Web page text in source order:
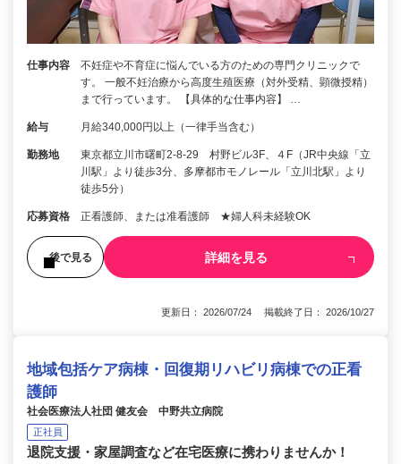
仕事内容
不妊症や不育症に悩んでいる方のための専門クリニックで
す。 一般不妊治療から高度生殖医療（対外受精、顕微授精）
まで行っています。 【具体的な仕事内容】 …
給与 月給340,000円以上（一律手当含む）
勤務地
東京都立川市曙町2-8-29 村野ビル3F、４F（JR中央線「立
川駅」より徒歩3分、多摩都市モノレール「立川北駅」より
徒歩5分）
応募資格 正看護師、または准看護師 ★婦人科未経験OK
後で見る 詳細を見る
更新日： 2026/07/24 掲載終了日： 2026/10/27
地域包括ケア病棟・回復期リハビリ病棟での正看
護師
社会医療法人社団 健友会 中野共立病院
正社員
退院支援・家屋調査など在宅医療に携わりませんか！